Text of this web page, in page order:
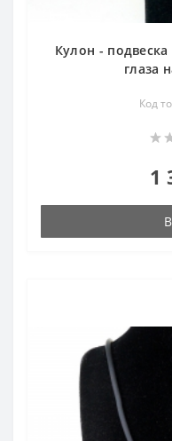
Кулон -
глаза
Код
1